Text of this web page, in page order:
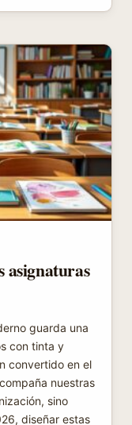
asignaturas
guarda una
con tinta y
convertido en el
nuestras
sino
diseñar estas